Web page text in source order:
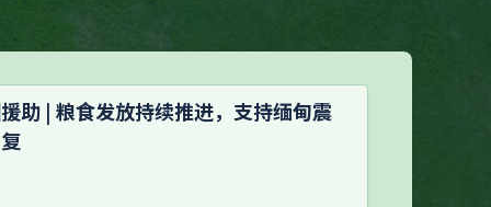
助 | 粮食发放持续推进，支持缅甸震